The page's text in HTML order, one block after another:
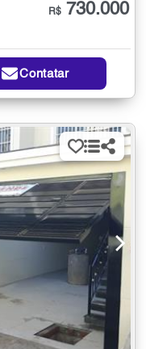
R$ 730.000
Contatar